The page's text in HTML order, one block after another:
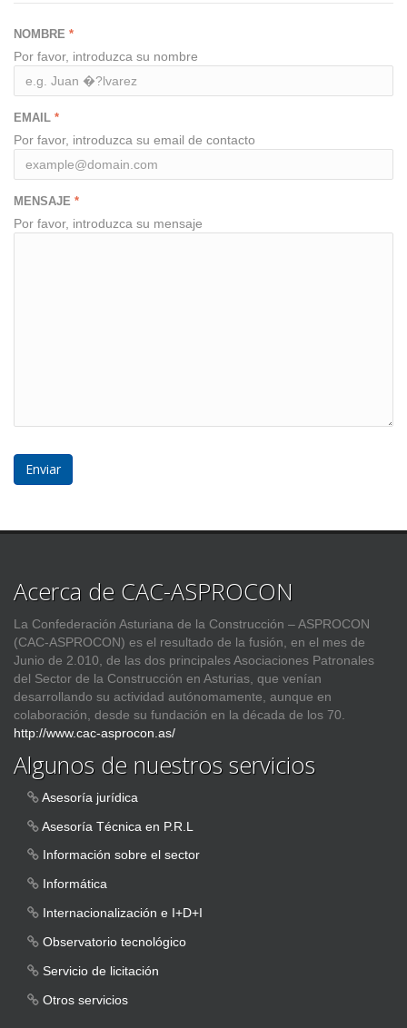
NOMBRE
Por favor, introduzca su nombre
EMAIL
Por favor, introduzca su email de contacto
MENSAJE
Por favor, introduzca su mensaje
Acerca de CAC-ASPROCON
La Confederación Asturiana de la Construcción – ASPROCON
(CAC-ASPROCON) es el resultado de la fusión, en el mes de
Junio de 2.010, de las dos principales Asociaciones Patronales
del Sector de la Construcción en Asturias, que venían
desarrollando su actividad autónomamente, aunque en
colaboración, desde su fundación en la década de los 70.
http://www.cac-asprocon.as/
Algunos de nuestros servicios
Asesoría jurídica
Asesoría Técnica en P.R.L
Información sobre el sector
Informática
Internacionalización e I+D+I
Observatorio tecnológico
Servicio de licitación
Otros servicios